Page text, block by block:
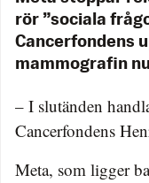
rör ”sociala
Cancerfondens
mammografin
– I slutänden
Cancerfondens
Meta, som ligger